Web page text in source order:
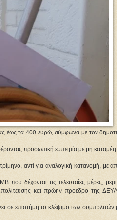
έως τα 400 ευρώ, σύμφωνα με τον
προσωπική εμπειρία με μη
αντί για αναλογική κατανομή, με
δέχονται τις τελευταίες μέρες,
και πρώην πρόεδρο της
σε επιστήμη το κλέψιμο των